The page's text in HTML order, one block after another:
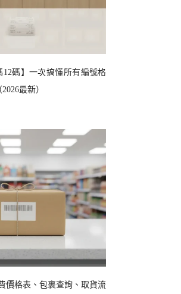
12碼】一次搞懂所有編號格
最新）
價格表、包裹查詢、取貨流